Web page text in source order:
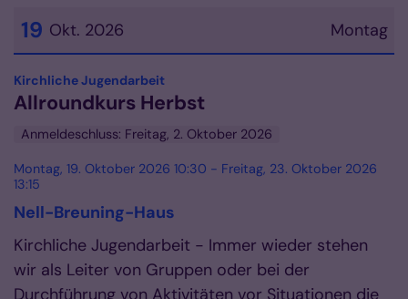
Montag
19 Okt. 2026
Datum: 19. Oktober 2026
Kirchliche Jugendarbeit:
Allroundkurs Herbst
Anmeldeschluss: Freitag, 2. Oktober 2026
Montag, 19. Oktober 2026 10:30 - Freitag, 23. Oktober 2026
13:15
Nell-Breuning-Haus
Kirchliche Jugendarbeit - Immer wieder stehen
wir als Leiter von Gruppen oder bei der